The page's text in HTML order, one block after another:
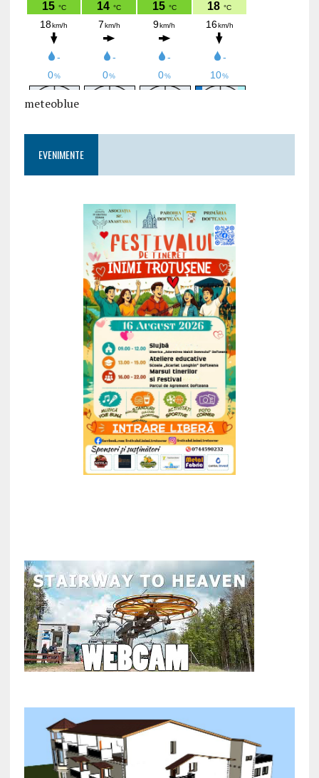
meteoblue
EVENIMENTE